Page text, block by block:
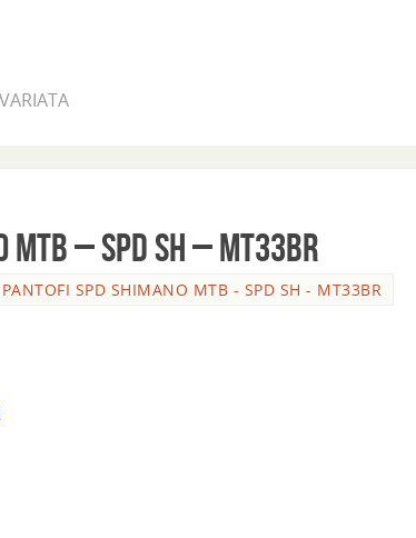
MTB – SPD SH – MT33BR
SPD SHIMANO MTB - SPD SH - MT33BR